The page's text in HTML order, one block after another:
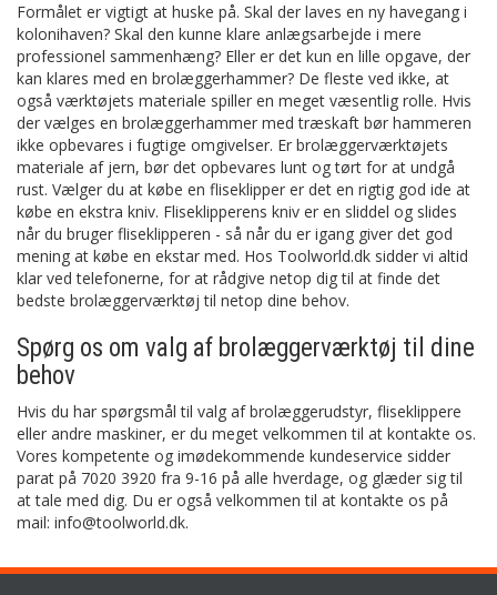
Formålet er vigtigt at huske på. Skal der laves en ny havegang i
kolonihaven? Skal den kunne klare anlægsarbejde i mere
professionel sammenhæng? Eller er det kun en lille opgave, der
kan klares med en brolæggerhammer? De fleste ved ikke, at
også værktøjets materiale spiller en meget væsentlig rolle. Hvis
der vælges en brolæggerhammer med træskaft bør hammeren
ikke opbevares i fugtige omgivelser. Er brolæggerværktøjets
materiale af jern, bør det opbevares lunt og tørt for at undgå
rust. Vælger du at købe en fliseklipper er det en rigtig god ide at
købe en ekstra kniv. Fliseklipperens kniv er en sliddel og slides
når du bruger fliseklipperen - så når du er igang giver det god
mening at købe en ekstar med. Hos Toolworld.dk sidder vi altid
klar ved telefonerne, for at rådgive netop dig til at finde det
bedste brolæggerværktøj til netop dine behov.
Spørg os om valg af brolæggerværktøj til dine
behov
Hvis du har spørgsmål til valg af brolæggerudstyr, fliseklippere
eller andre maskiner, er du meget velkommen til at kontakte os.
Vores kompetente og imødekommende kundeservice sidder
parat på 7020 3920 fra 9-16 på alle hverdage, og glæder sig til
at tale med dig. Du er også velkommen til at kontakte os på
mail: info@toolworld.dk.